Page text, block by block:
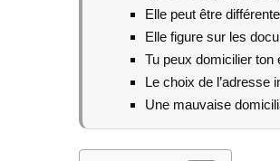
Elle peut être
Elle figure sur les
Tu peux domicilier ton
Le choix de l’adresse
Une mauvaise